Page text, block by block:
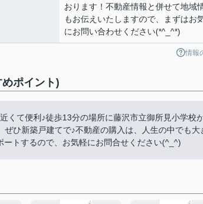
おります！不動産情報と併せて地域
もお伝えいたしますので、まずはお
にお問い合わせください(*^_^*)
情報
ポイント)
くて便利♪徒歩13分の場所に藤沢市立御所見小学校
ひ新築戸建てで♪不動産の購入は、人生の中でも大
トするので、お気軽にお問合せください(^_^)